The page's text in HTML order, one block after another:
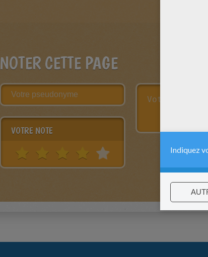
NOTER CETTE PAGE
VOTRE NOTE